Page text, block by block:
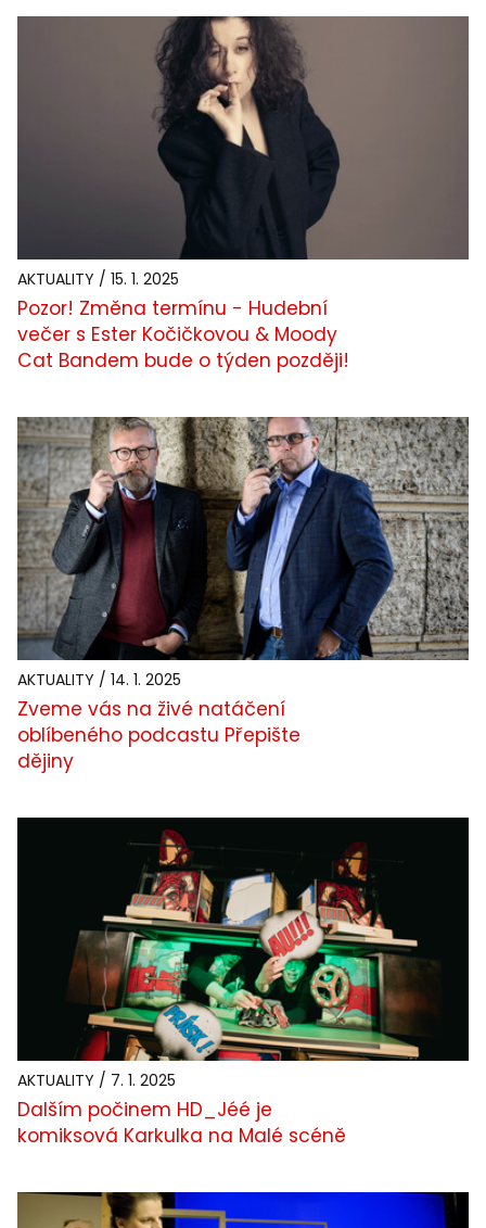
AKTUALITY / 15. 1. 2025
Pozor! Změna termínu - Hudební
večer s Ester Kočičkovou & Moody
Cat Bandem bude o týden později!
AKTUALITY / 14. 1. 2025
Zveme vás na živé natáčení
oblíbeného podcastu Přepište
dějiny
AKTUALITY / 7. 1. 2025
Dalším počinem HD_Jéé je
komiksová Karkulka na Malé scéně